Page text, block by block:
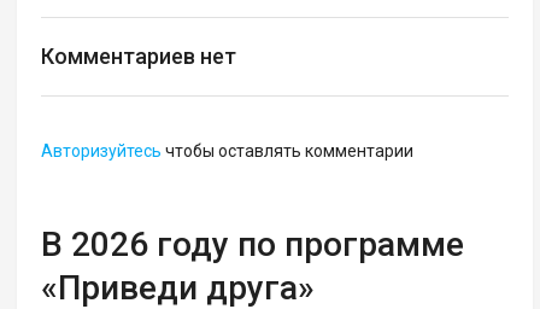
Комментариев нет
Авторизуйтесь чтобы оставлять комментарии
В 2026 году по программе
«Приведи друга»